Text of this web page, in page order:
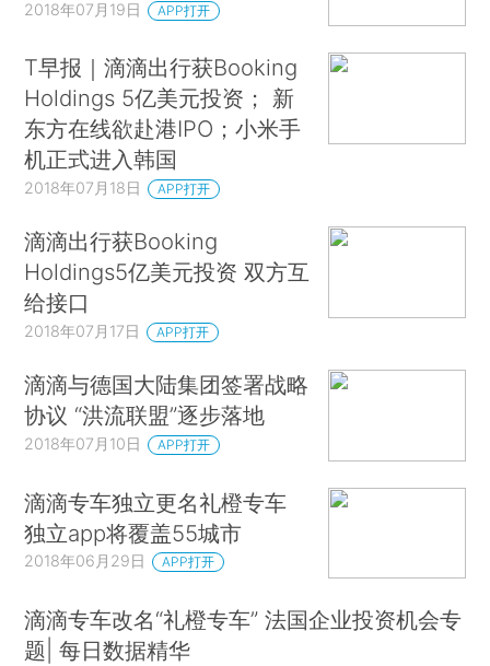
2018年07月19日 APP打开
T早报｜滴滴出行获Booking
Holdings 5亿美元投资； 新
东方在线欲赴港IPO；小米手
机正式进入韩国
2018年07月18日 APP打开
滴滴出行获Booking
Holdings5亿美元投资 双方互
给接口
2018年07月17日 APP打开
滴滴与德国大陆集团签署战略
协议 “洪流联盟”逐步落地
2018年07月10日 APP打开
滴滴专车独立更名礼橙专车
独立app将覆盖55城市
2018年06月29日 APP打开
滴滴专车改名“礼橙专车” 法国企业投资机会专
题| 每日数据精华